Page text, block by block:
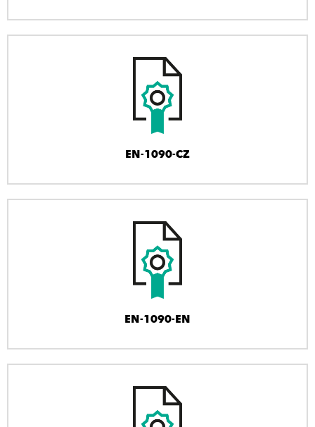
EN-1090-CZ
EN-1090-EN